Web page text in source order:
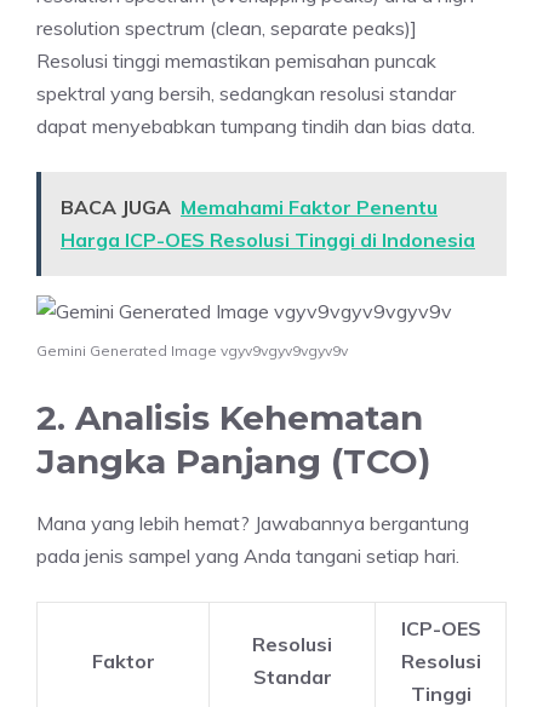
resolution spectrum (clean, separate peaks)]
Resolusi tinggi memastikan pemisahan puncak
spektral yang bersih, sedangkan resolusi standar
dapat menyebabkan tumpang tindih dan bias data.
BACA JUGA Memahami Faktor Penentu
Harga ICP-OES Resolusi Tinggi di Indonesia
Gemini Generated Image vgyv9vgyv9vgyv9v
2. Analisis Kehematan
Jangka Panjang (TCO)
Mana yang lebih hemat? Jawabannya bergantung
pada jenis sampel yang Anda tangani setiap hari.
Faktor
Resolusi
Standar
ICP-OES
Resolusi
Tinggi